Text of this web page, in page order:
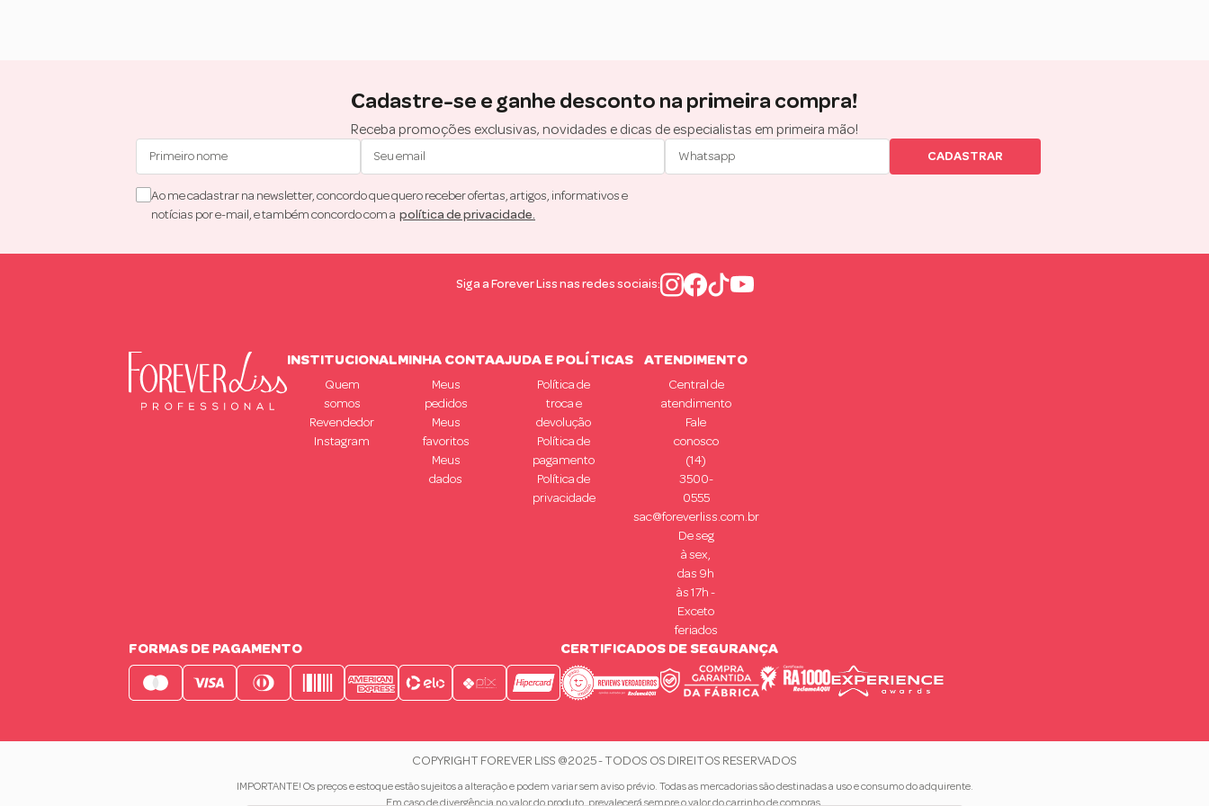
Cadastre-se e ganhe desconto na primeira compra!
Receba promoções exclusivas, novidades e dicas de especialistas em primeira mão!
CADASTRAR
Ao me cadastrar na newsletter, concordo que quero receber ofertas, artigos, informativos e
notícias por e-mail, e também concordo com a política de privacidade.
Siga a Forever Liss nas redes sociais:
INSTITUCIONAL
Quem
somos
Revendedor
Instagram
MINHA CONTA
Meus
pedidos
Meus
favoritos
Meus
dados
AJUDA E POLÍTICAS
Política de
troca e
devolução
Política de
pagamento
Política de
privacidade
ATENDIMENTO
Central de
atendimento
Fale
conosco
(14)
3500-
0555
sac@foreverliss.com.br
De seg
à sex,
das 9h
às 17h -
Exceto
feriados
FORMAS DE PAGAMENTO CERTIFICADOS DE SEGURANÇA
COPYRIGHT FOREVER LISS @2025 - TODOS OS DIREITOS RESERVADOS
IMPORTANTE! Os preços e estoque estão sujeitos a alteração e podem variar sem aviso prévio. Todas as mercadorias são destinadas a uso e consumo do adquirente.
Em caso de divergência no valor do produto, prevalecerá sempre o valor do carrinho de compras.